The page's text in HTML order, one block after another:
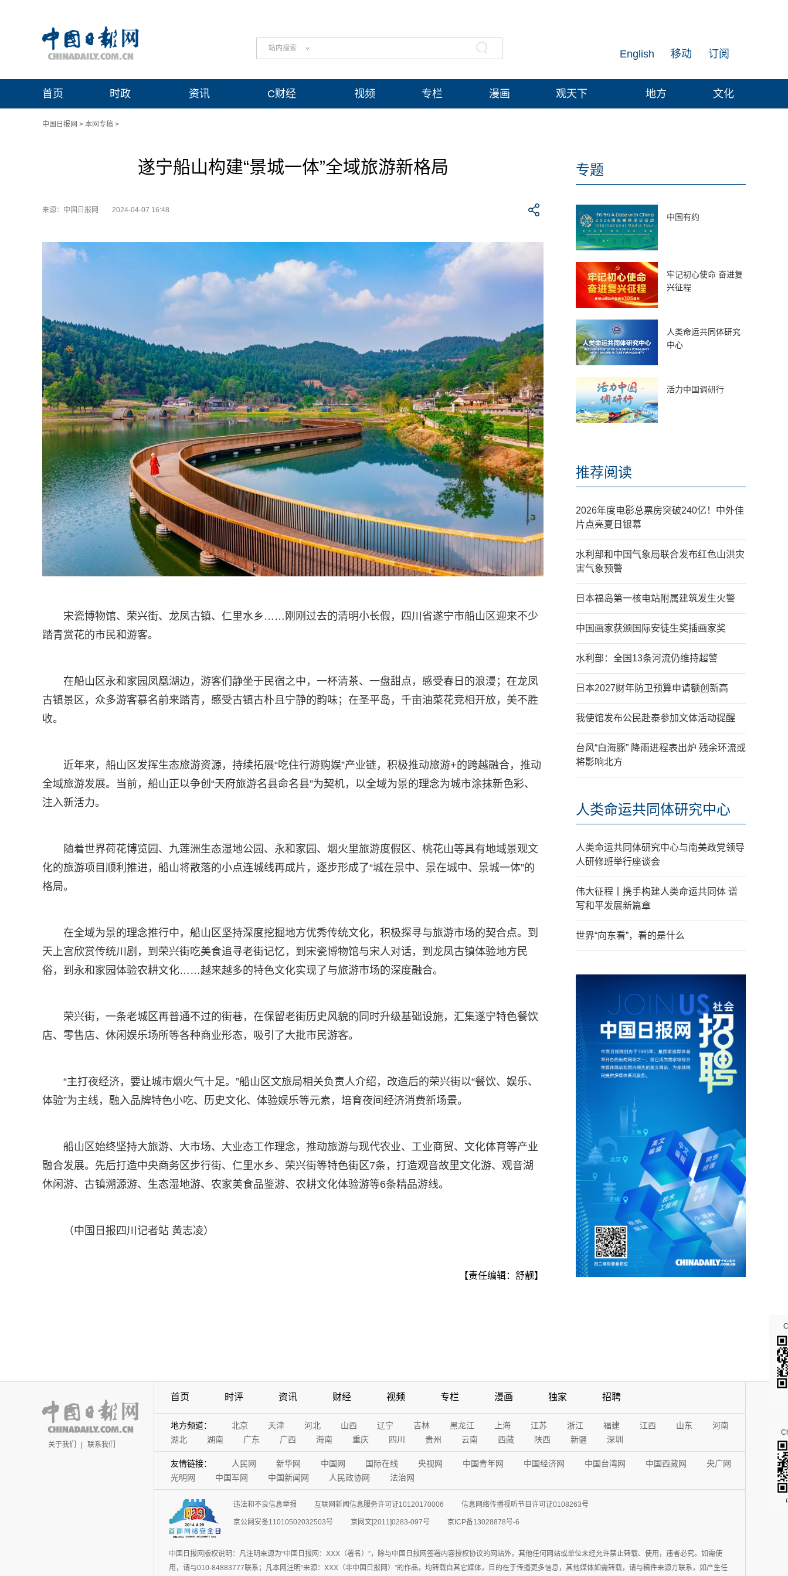
站内搜索 订阅
移动
English
首页 时政 资讯 C财经 视频 专栏 漫画 观天下 地方 文化
中国日报网 > 本网专稿 >
遂宁船山构建“景城一体”全域旅游新格局
来源：中国日报网 2024-04-07 16:48
宋瓷博物馆、荣兴街、龙凤古镇、仁里水乡……刚刚过去的清明小长假，四川省遂宁市船山区迎来不少
踏青赏花的市民和游客。
在船山区永和家园凤凰湖边，游客们静坐于民宿之中，一杯清茶、一盘甜点，感受春日的浪漫；在龙凤
古镇景区，众多游客慕名前来踏青，感受古镇古朴且宁静的韵味；在圣平岛，千亩油菜花竞相开放，美不胜
收。
近年来，船山区发挥生态旅游资源，持续拓展“吃住行游购娱”产业链，积极推动旅游+的跨越融合，推动
全域旅游发展。当前，船山正以争创“天府旅游名县命名县”为契机，以全域为景的理念为城市涂抹新色彩、
注入新活力。
随着世界荷花博览园、九莲洲生态湿地公园、永和家园、烟火里旅游度假区、桃花山等具有地域景观文
化的旅游项目顺利推进，船山将散落的小点连城线再成片，逐步形成了“城在景中、景在城中、景城一体”的
格局。
在全域为景的理念推行中，船山区坚持深度挖掘地方优秀传统文化，积极探寻与旅游市场的契合点。到
天上宫欣赏传统川剧，到荣兴街吃美食追寻老街记忆，到宋瓷博物馆与宋人对话，到龙凤古镇体验地方民
俗，到永和家园体验农耕文化……越来越多的特色文化实现了与旅游市场的深度融合。
荣兴街，一条老城区再普通不过的街巷，在保留老街历史风貌的同时升级基础设施，汇集遂宁特色餐饮
店、零售店、休闲娱乐场所等各种商业形态，吸引了大批市民游客。
“主打夜经济，要让城市烟火气十足。”船山区文旅局相关负责人介绍，改造后的荣兴街以“餐饮、娱乐、
体验”为主线，融入品牌特色小吃、历史文化、体验娱乐等元素，培育夜间经济消费新场景。
船山区始终坚持大旅游、大市场、大业态工作理念，推动旅游与现代农业、工业商贸、文化体育等产业
融合发展。先后打造中央商务区步行街、仁里水乡、荣兴街等特色街区7条，打造观音故里文化游、观音湖
休闲游、古镇溯源游、生态湿地游、农家美食品鉴游、农耕文化体验游等6条精品游线。
（中国日报四川记者站 黄志凌）
【责任编辑：舒靓】
专题
中国有约
牢记初心使命 奋进复
兴征程
人类命运共同体研究
中心
活力中国调研行
推荐阅读
2026年度电影总票房突破240亿！中外佳
片点亮夏日银幕
水利部和中国气象局联合发布红色山洪灾
害气象预警
日本福岛第一核电站附属建筑发生火警
中国画家获颁国际安徒生奖插画家奖
水利部：全国13条河流仍维持超警
日本2027财年防卫预算申请额创新高
我使馆发布公民赴泰参加文体活动提醒
台风“白海豚” 降雨进程表出炉 残余环流或
将影响北方
人类命运共同体研究中心
人类命运共同体研究中心与南美政党领导
人研修班举行座谈会
伟大征程丨携手构建人类命运共同体 谱
写和平发展新篇章
世界“向东看”，看的是什么
关于我们 | 联系我们
首页 时评 资讯 财经 视频 专栏 漫画 独家 招聘
地方频道： 北京 天津 河北 山西 辽宁 吉林 黑龙江 上海 江苏 浙江 福建 江西 山东
河南
湖北
湖南 广东 广西 海南 重庆 四川 贵州 云南 西藏 陕西 新疆 深圳
友情链接： 人民网 新华网 中国网 国际在线 央视网 中国青年网 中国经济网 中国台湾网 中国西藏网
央广网
光明网
中国军网 中国新闻网 人民政协网 法治网
违法和不良信息举报 互联网新闻信息服务许可证10120170006 信息网络传播视听节目许可证0108263号
京公网安备11010502032503号 京网文[2011]0283-097号 京ICP备13028878号-6
中国日报网版权说明：凡注明来源为“中国日报网：XXX（署名）”，除与中国日报网签署内容授权协议的网站外，其他任何网站或单位未经允许禁止转载、使用，违者必究。如需使
用，请与010-84883777联系；凡本网注明“来源：XXX（非中国日报网）”的作品，均转载自其它媒体，目的在于传播更多信息，其他媒体如需转载，请与稿件来源方联系，如产生任